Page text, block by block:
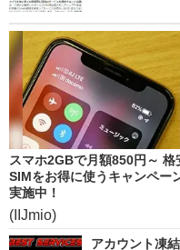
スマホ2GBで月額850円～ 格
SIMをお得に使うキャンペー
実施中！
(IIJmio)
アカウント凍